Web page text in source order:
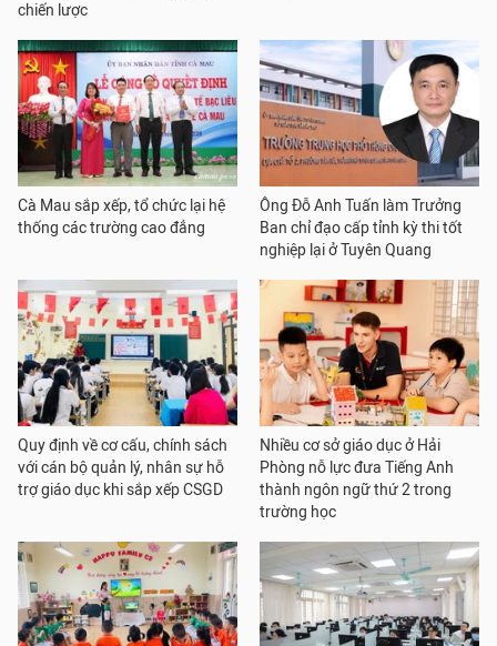
chiến lược
Cà Mau sắp xếp, tổ chức lại hệ
thống các trường cao đẳng
Ông Đỗ Anh Tuấn làm Trưởng
Ban chỉ đạo cấp tỉnh kỳ thi tốt
nghiệp lại ở Tuyên Quang
Quy định về cơ cấu, chính sách
với cán bộ quản lý, nhân sự hỗ
trợ giáo dục khi sắp xếp CSGD
Nhiều cơ sở giáo dục ở Hải
Phòng nỗ lực đưa Tiếng Anh
thành ngôn ngữ thứ 2 trong
trường học